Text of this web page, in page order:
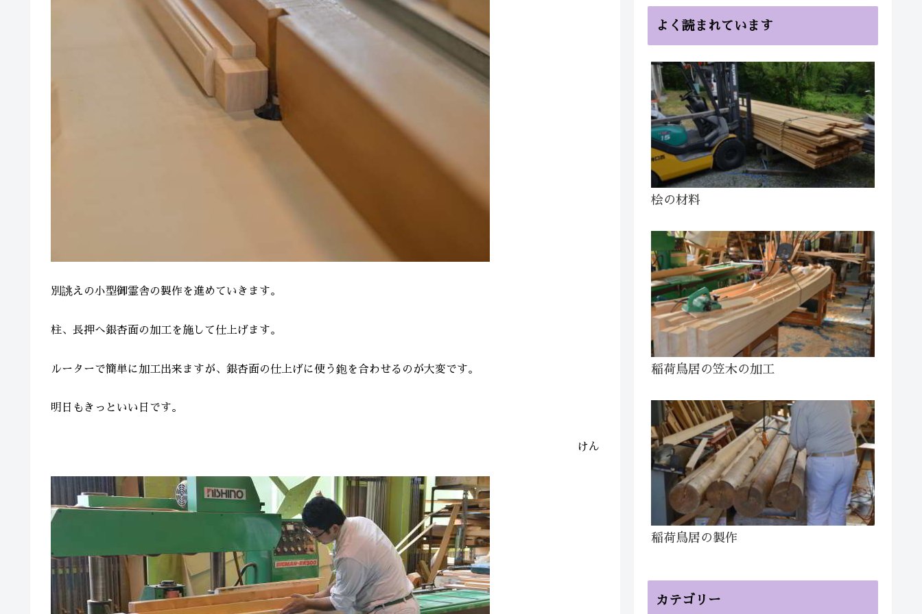
別誂えの小型御霊舎の製作を進めていきます。
柱、長押へ銀杏面の加工を施して仕上げます。
ルーターで簡単に加工出来ますが、銀杏面の仕上げに使う鉋を合わせるのが大変です。
明日もきっといい日です。
けん
よく読まれています
桧の材料
稲荷鳥居の笠木の加工
稲荷鳥居の製作
カテゴリー